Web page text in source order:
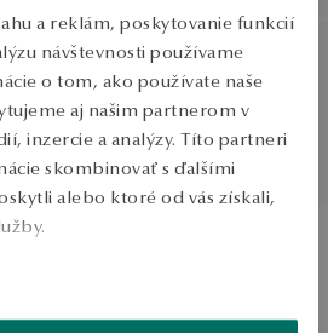
a reklám, poskytovanie funkcií
návštevnosti používame
o tom, ako používate naše
aj našim partnerom v
inzercie a analýzy. Títo partneri
skombinovať s ďalšími
alebo ktoré od vás získali,
ZL'AVA
Strieborný prstienok s
perlami a zirkónmi - Pearls
of Sky
Bežná cena:
Najnižšia cena za 30 dní: